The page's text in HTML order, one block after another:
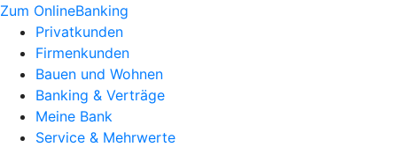
Zum OnlineBanking
Privatkunden
Firmenkunden
Bauen und Wohnen
Banking & Verträge
Meine Bank
Service & Mehrwerte